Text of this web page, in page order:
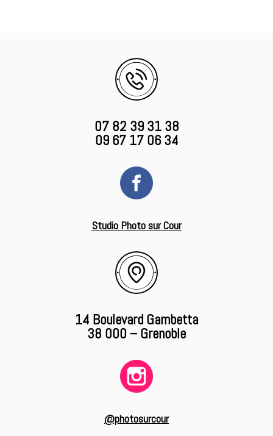
07 82 39 31 38
09 67 17 06 34
Studio Photo sur Cour
14 Boulevard Gambetta
38 000 – Grenoble
@photosurcour